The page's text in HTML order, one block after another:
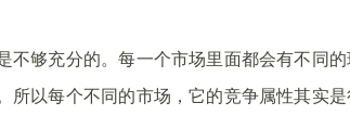
不够充分的。每一个市场里面都会有不同
所以每个不同的市场，它的竞争属性其实